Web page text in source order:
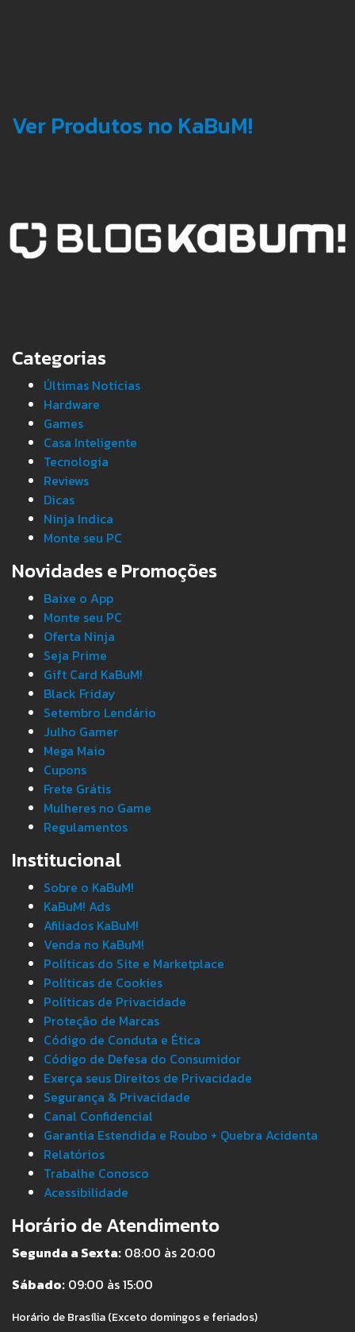
Ver Produtos no KaBuM!
Categorias
Últimas Notícias
Hardware
Games
Casa Inteligente
Tecnologia
Reviews
Dicas
Ninja Indica
Monte seu PC
Novidades e Promoções
Baixe o App
Monte seu PC
Oferta Ninja
Seja Prime
Gift Card KaBuM!
Black Friday
Setembro Lendário
Julho Gamer
Mega Maio
Cupons
Frete Grátis
Mulheres no Game
Regulamentos
Institucional
Sobre o KaBuM!
KaBuM! Ads
Afiliados KaBuM!
Venda no KaBuM!
Políticas do Site e Marketplace
Políticas de Cookies
Políticas de Privacidade
Proteção de Marcas
Código de Conduta e Ética
Código de Defesa do Consumidor
Exerça seus Direitos de Privacidade
Segurança & Privacidade
Canal Confidencial
Garantia Estendida e Roubo + Quebra Acidenta
Relatórios
Trabalhe Conosco
Acessibilidade
Horário de Atendimento
Segunda a Sexta: 08:00 às 20:00
Sábado: 09:00 às 15:00
Horário de Brasília (Exceto domingos e feriados)